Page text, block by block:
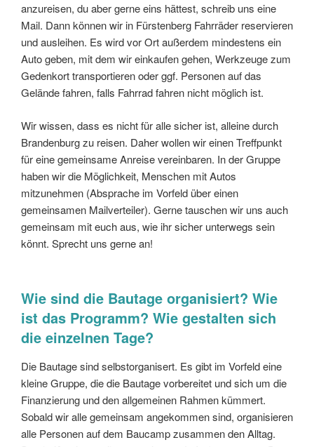
anzureisen, du aber gerne eins hättest, schreib uns eine
Mail. Dann können wir in Fürstenberg Fahrräder reservieren
und ausleihen. Es wird vor Ort außerdem mindestens ein
Auto geben, mit dem wir einkaufen gehen, Werkzeuge zum
Gedenkort transportieren oder ggf. Personen auf das
Gelände fahren, falls Fahrrad fahren nicht möglich ist.
Wir wissen, dass es nicht für alle sicher ist, alleine durch
Brandenburg zu reisen. Daher wollen wir einen Treffpunkt
für eine gemeinsame Anreise vereinbaren. In der Gruppe
haben wir die Möglichkeit, Menschen mit Autos
mitzunehmen (Absprache im Vorfeld über einen
gemeinsamen Mailverteiler). Gerne tauschen wir uns auch
gemeinsam mit euch aus, wie ihr sicher unterwegs sein
könnt. Sprecht uns gerne an!
Wie sind die Bautage organisiert? Wie
ist das Programm? Wie gestalten sich
die einzelnen Tage?
Die Bautage sind selbstorganisert. Es gibt im Vorfeld eine
kleine Gruppe, die die Bautage vorbereitet und sich um die
Finanzierung und den allgemeinen Rahmen kümmert.
Sobald wir alle gemeinsam angekommen sind, organisieren
alle Personen auf dem Baucamp zusammen den Alltag.